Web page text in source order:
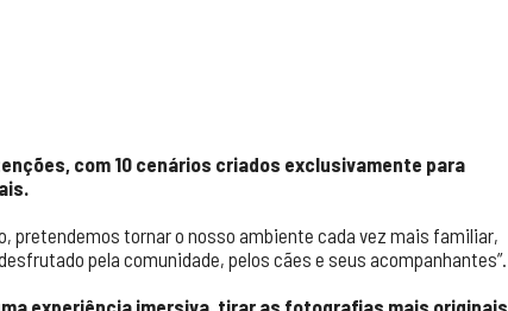
com 10 cenários criados exclusivamente para
pretendemos tornar o nosso ambiente cada vez mais familiar,
pela comunidade, pelos cães e seus acompanhantes”.
experiência imersiva, tirar as fotografias mais originais